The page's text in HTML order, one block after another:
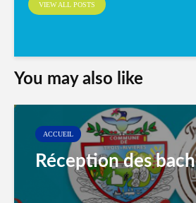
VIEW ALL POSTS
You may also like
ACCUEIL
Réception des